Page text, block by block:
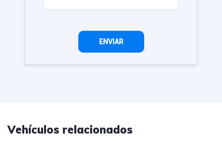
Vehículos relacionados